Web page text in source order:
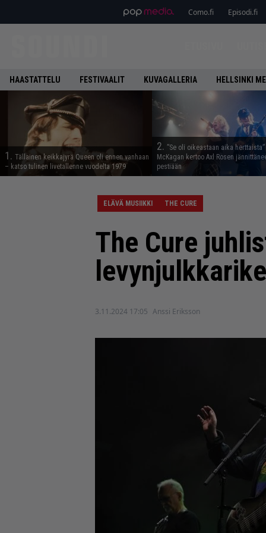
Como.fi Episodi.fi
HAASTATTELU FESTIVAALIT KUVAGALLERIA HELLSINKI
1. Tällainen keikkajyrä Queen oli ennen vanhaan
– katso tulinen livetallenne vuodelta 1979
2. ”Se oli oikeastaan aika
McKagan kertoo Axl Rosen
pestiään
ELÄVÄ MUSIIKKI THE CURE
The Cure
3.11.2024 17:05 Anssi Eriksson